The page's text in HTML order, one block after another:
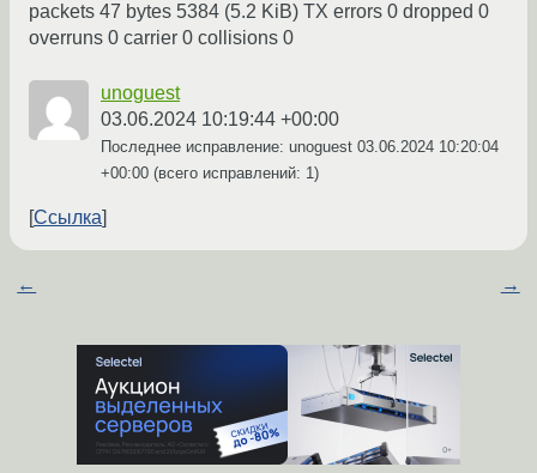
packets 47 bytes 5384 (5.2 KiB) TX errors 0 dropped 0
overruns 0 carrier 0 collisions 0
unoguest
03.06.2024 10:19:44 +00:00
Последнее исправление: unoguest 03.06.2024 10:20:04
+00:00 (всего исправлений: 1)
Ссылка
← →